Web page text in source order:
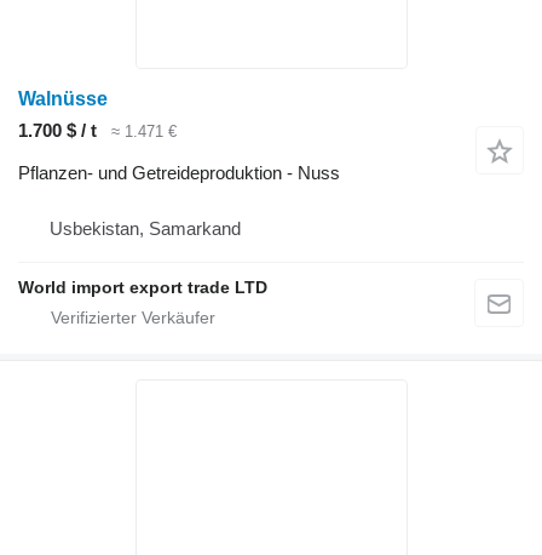
Walnüsse
1.700 $ / t
≈ 1.471 €
Pflanzen- und Getreideproduktion - Nuss
Usbekistan, Samarkand
World import export trade LTD